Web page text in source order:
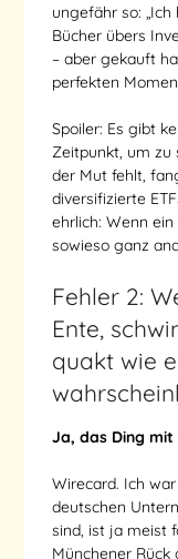
ungefähr so:
Bücher übers
– aber gekauft
perfekten
Spoiler: Es gibt
Zeitpunkt, um
der Mut fehlt,
diversifizierte
ehrlich: Wenn
sowieso ganz
Fehler 2:
Ente,
quakt wie
Ja, das Ding mit
Wirecard. Ich
deutschen
sind, ist ja meist
Münchener